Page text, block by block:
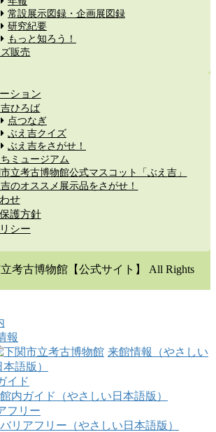
常設展示図録・企画展図録
研究紀要
もっと知ろう！
販売
ション
ひろば
点つなぎ
ぶえ吉クイズ
ぶえ吉をさがせ！
ミュージアム
立考古博物館公式マスコット「ぶえ吉」
のオススメ展示品をさがせ！
せ
護方針
シー
考古博物館【公式サイト】 All Rights
報
来館情報（やさしい
本語版）
イド
館内ガイド（やさしい日本語版）
フリー
バリアフリー（やさしい日本語版）